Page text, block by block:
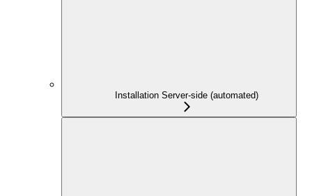
Installation Server-side (automated)